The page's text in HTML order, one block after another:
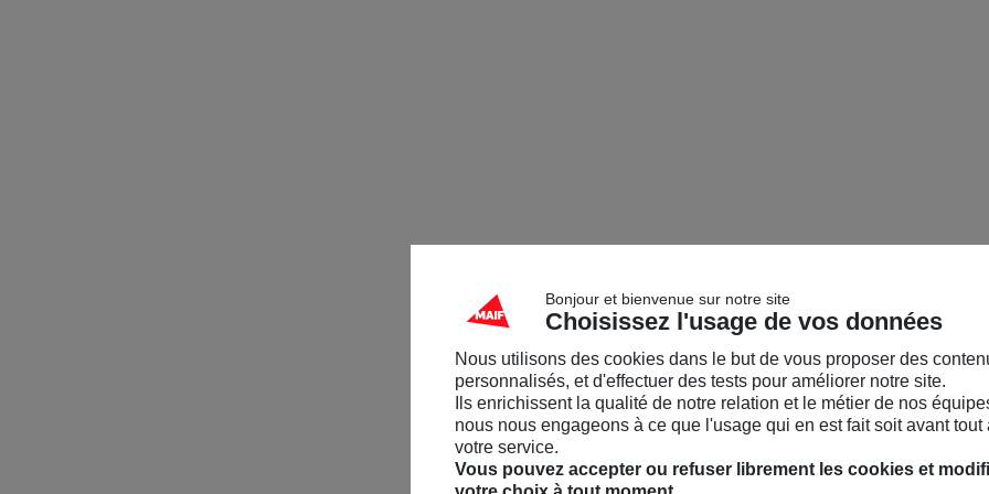
Bonjour et bienvenue sur notre site
Choisissez l'usage de vos données
Nous utilisons des cookies dans le but de vous proposer des
personnalisés, et d'effectuer des tests pour améliorer notre site.
Ils enrichissent la qualité de notre relation et le métier de nos
nous nous engageons à ce que l'usage qui en est fait soit avant tout
votre service.
Vous pouvez accepter ou refuser librement les cookies et